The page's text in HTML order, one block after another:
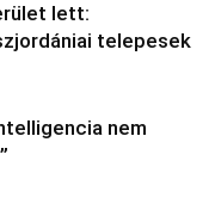
lett:
telepesek
nem